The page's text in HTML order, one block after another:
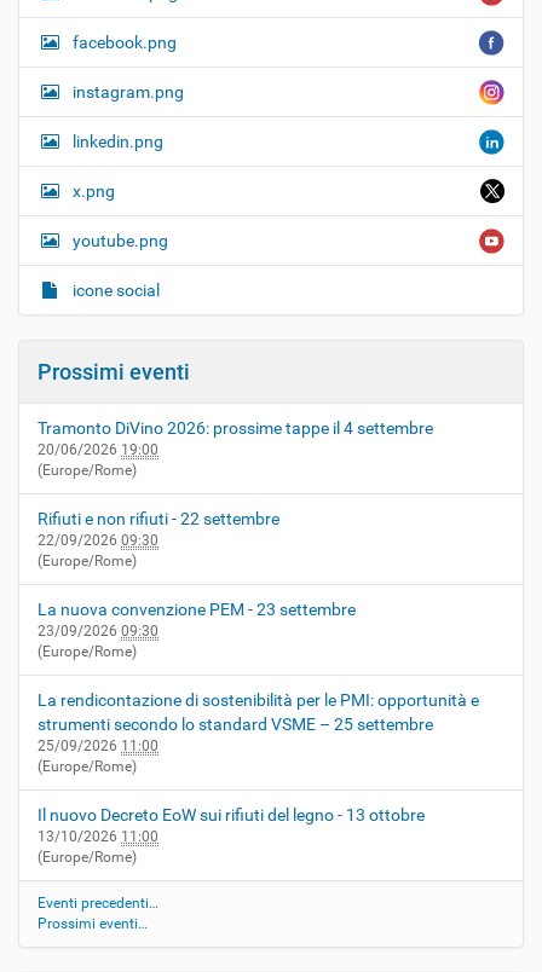
facebook.png
instagram.png
linkedin.png
x.png
youtube.png
icone social
Prossimi eventi
Tramonto DiVino 2026: prossime tappe il 4 settembre
20/06/2026 19:00
(Europe/Rome)
Rifiuti e non rifiuti - 22 settembre
22/09/2026 09:30
(Europe/Rome)
La nuova convenzione PEM - 23 settembre
23/09/2026 09:30
(Europe/Rome)
La rendicontazione di sostenibilità per le PMI: opportunità e
strumenti secondo lo standard VSME – 25 settembre
25/09/2026 11:00
(Europe/Rome)
Il nuovo Decreto EoW sui rifiuti del legno - 13 ottobre
13/10/2026 11:00
(Europe/Rome)
Eventi precedenti…
Prossimi eventi…